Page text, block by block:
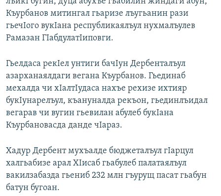
Къурбанов митингал гьаризе лъугьанин рази
гьечIого вукIана республикаялъул нухмалъулев
Рамазан ГIабдулатIиповги.
Гьелдаса рекIел унтиги бачIун Дербенталъул
азарханаялдаги вегана Къурбанов. Гьединаб
мехалда чи хIалтIудаса нахъе рехизе ихтияр
букIунарелъул, къануналда рекъон, гьединлъидал
вегарав чи вугин гьевилан абулеб букIана
Къурбановасда данде чIараз.
Хадур Дербент мухъалде бюджеталъул гIарцул
халгьабизе арал ХIисаб гьабулеб палатаялъул
вакилзабазда гьениб 232 млн гъурущ пасат гьабун
батун бугоан.